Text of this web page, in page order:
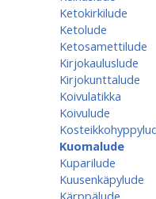
Ketokirkilude
Ketolude
Ketosamettilude
Kirjokauluslude
Kirjokunttalude
Koivulatikka
Koivulude
Kuomalude
Kuparilude
Kuusenkäpylude
Kärppälude